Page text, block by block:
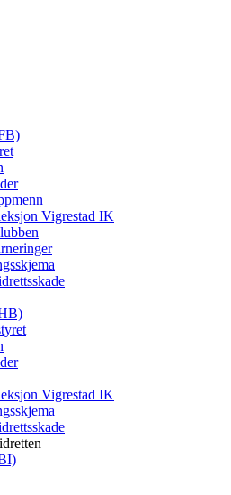
Vigrestad IK
Vigrestad IK